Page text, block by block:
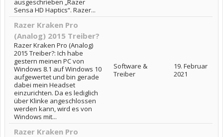
ausgeschrieben „Razer
Sensa HD Haptics“. Razer...
Razer Kraken Pro
(Analog) 2015 Treiber?
Razer Kraken Pro (Analog)
2015 Treiber?: Ich habe
gestern meinen PC von
Windows 8.1 auf Windows 10
aufgewertet und bin gerade
dabei mein Headset
einzurichten. Da es lediglich
über Klinke angeschlossen
werden kann, wird es von
Windows mit...
Software &
Treiber
19. Februar
2021
Razer Kraken Pro